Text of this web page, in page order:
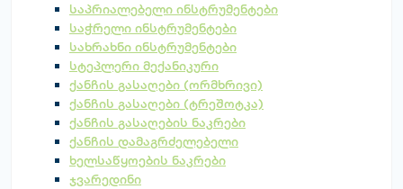
საპრიალებელი ინსტრუმენტები
საჭრელი ინსტრუმენტები
სახრახნი ინსტრუმენტები
სტეპლერი მექანიკური
ქანჩის გასაღები (ორმხრივი)
ქანჩის გასაღები (ტრეშოტკა)
ქანჩის გასაღების ნაკრები
ქანჩის დამაგრძელებელი
ხელსაწყოების ნაკრები
ჯვარედინი